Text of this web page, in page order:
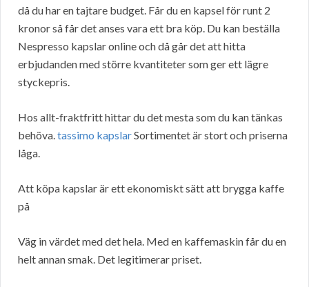
då du har en tajtare budget. Får du en kapsel för runt 2
kronor så får det anses vara ett bra köp. Du kan beställa
Nespresso kapslar online och då går det att hitta
erbjudanden med större kvantiteter som ger ett lägre
styckepris.
Hos allt-fraktfritt hittar du det mesta som du kan tänkas
behöva.tassimo kapslarSortimentet är stort och priserna
låga.
Att köpa kapslar är ett ekonomiskt sätt att brygga kaffe
på
Väg in värdet med det hela. Med en kaffemaskin får du en
helt annan smak. Det legitimerar priset.